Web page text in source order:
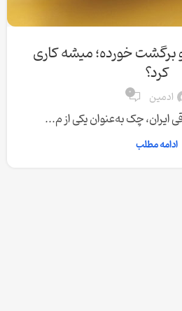
خورده؛ میشه کاری
کرد؟
ادمین 0
ایران، چک به‌عنوان یکی از م...
ادامه مطلب